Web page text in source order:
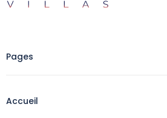
Pages
Accueil